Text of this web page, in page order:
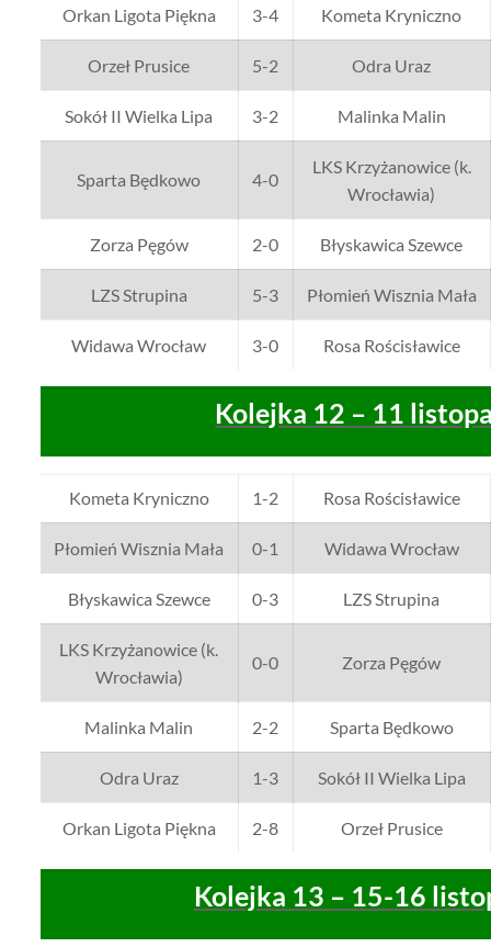
Orkan Ligota Piękna 3-4 Kometa Kryniczno
Orzeł Prusice 5-2 Odra Uraz
Sokół II Wielka Lipa 3-2 Malinka Malin
Sparta Będkowo 4-0
LKS Krzyżanowice (k.
Wrocławia)
Zorza Pęgów 2-0 Błyskawica Szewce
LZS Strupina 5-3 Płomień Wisznia Mała
Widawa Wrocław 3-0 Rosa Rościsławice
Kolejka 12 – 11
Kometa Kryniczno 1-2 Rosa Rościsławice
Płomień Wisznia Mała 0-1 Widawa Wrocław
Błyskawica Szewce 0-3 LZS Strupina
LKS Krzyżanowice (k.
Wrocławia)
0-0 Zorza Pęgów
Malinka Malin 2-2 Sparta Będkowo
Odra Uraz 1-3 Sokół II Wielka Lipa
Orkan Ligota Piękna 2-8 Orzeł Prusice
Kolejka 13 – 15-16